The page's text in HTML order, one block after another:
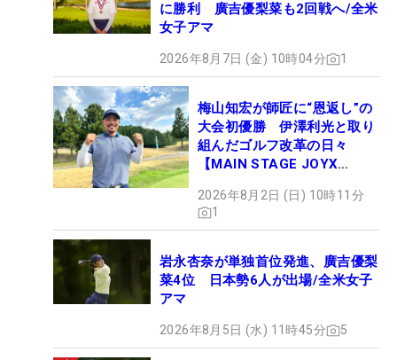
に勝利 廣吉優梨菜も2回戦へ/全米
女子アマ
2026年8月7日 (金) 10時04分 1
梅山知宏が師匠に“恩返し”の
大会初優勝 伊澤利光と取り
組んだゴルフ改革の日々
【MAIN STAGE JOYX
2026年8月2日 (日) 10時11分
1
岩永杏奈が単独首位発進、廣吉優梨
菜4位 日本勢6人が出場/全米女子
アマ
2026年8月5日 (水) 11時45分 5